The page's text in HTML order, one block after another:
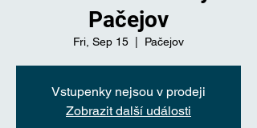
Pačejov
Fri, Sep 15 Pačejov
Vstupenky nejsou v prodeji
Zobrazit další události